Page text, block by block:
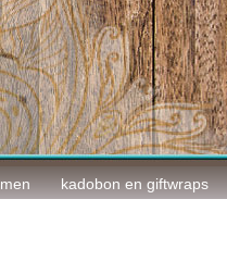
kadobon en giftwraps